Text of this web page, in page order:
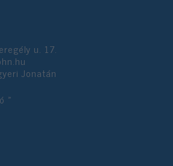
u. 17.
Jonatán
»